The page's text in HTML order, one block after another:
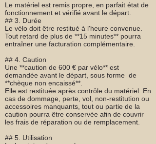
Le matériel est remis propre, en parfait état de
fonctionnement et vérifié avant le départ.
## 3. Durée
Le vélo doit être restitué à l'heure convenue.
Tout retard de plus de **15 minutes** pourra
entraîner une facturation complémentaire.
## 4. Caution
Une **caution de 600 € par vélo** est
demandée avant le départ, sous forme de
**chèque non encaissé**.
Elle est restituée après contrôle du matériel. En
cas de dommage, perte, vol, non-restitution ou
accessoires manquants, tout ou partie de la
caution pourra être conservée afin de couvrir
les frais de réparation ou de remplacement.
## 5. Utilisation